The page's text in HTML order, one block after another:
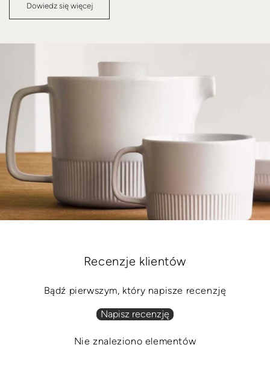
Dowiedz się więcej
Recenzje klientów
Bądź pierwszym, który napisze recenzję
Napisz recenzję
Nie znaleziono elementów